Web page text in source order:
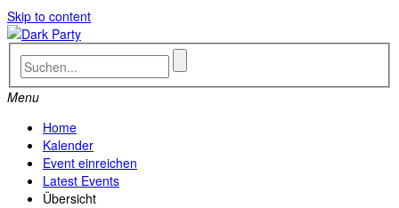
Skip to content
Menu
Home
Kalender
Event einreichen
Latest Events
Übersicht